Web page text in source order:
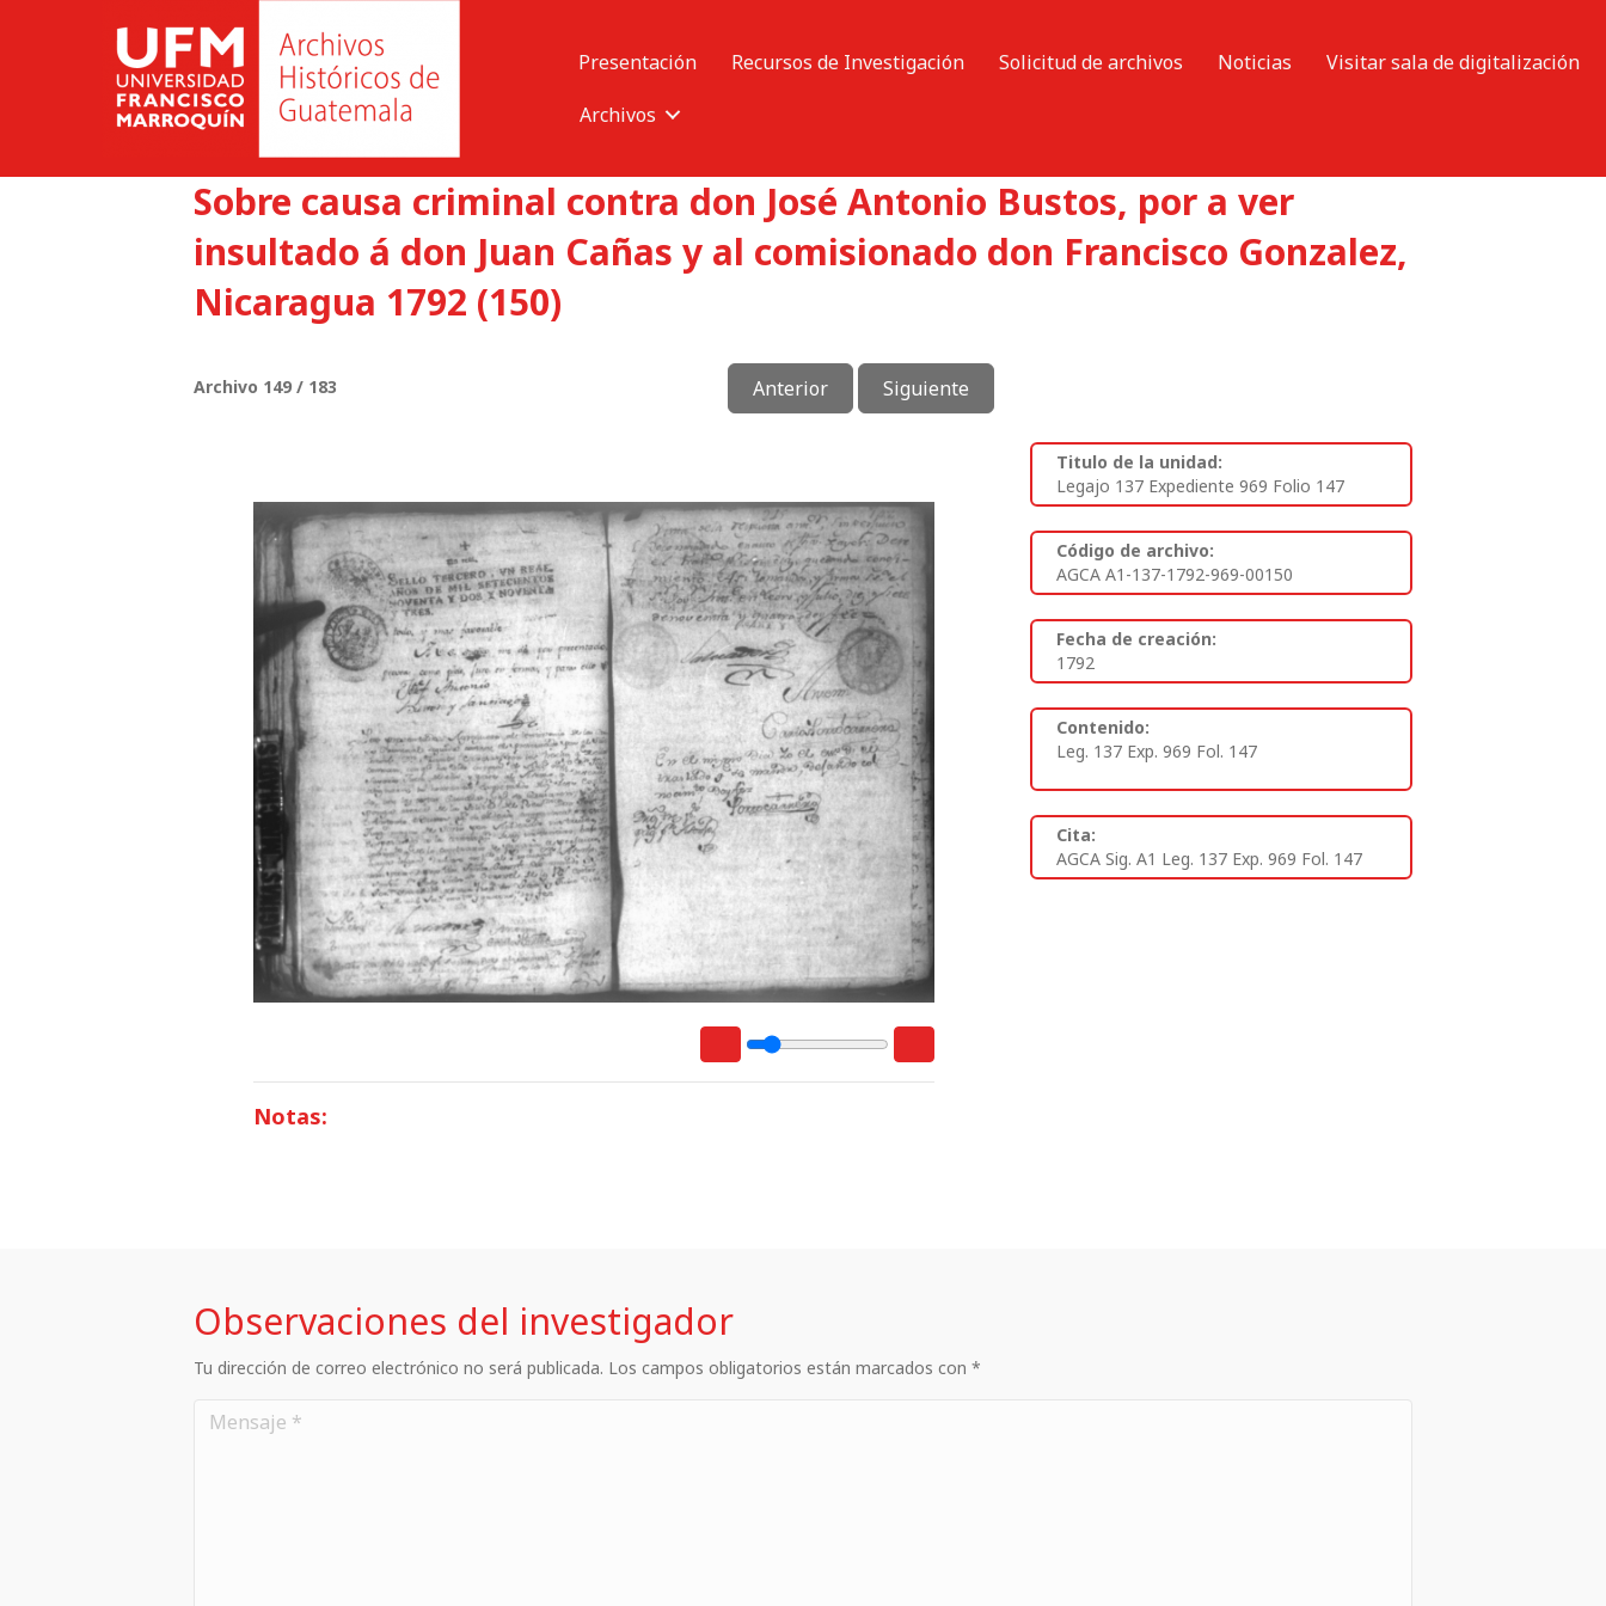
Presentación Recursos de Investigación Solicitud de archivos Noticias
Visitar sala de digitalización
Archivos
Sobre causa criminal contra don José Antonio Bustos, por a ver
insultado á don Juan Cañas y al comisionado don Francisco Gonzalez,
Nicaragua 1792 (150)
Archivo 149 / 183 Anterior Siguiente
Notas:
Titulo de la unidad:
Legajo 137 Expediente 969 Folio 147
Código de archivo:
AGCA A1-137-1792-969-00150
Fecha de creación:
1792
Contenido:
Leg. 137 Exp. 969 Fol. 147
Cita:
AGCA Sig. A1 Leg. 137 Exp. 969 Fol. 147
Observaciones del investigador
Tu dirección de correo electrónico no será publicada. Los campos obligatorios están marcados con *